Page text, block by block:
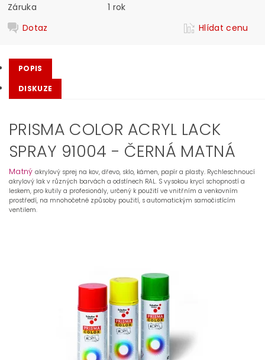
Záruka
1 rok
Dotaz
Hlídat cenu
POPIS
DISKUZE
PRISMA COLOR ACRYL LACK
SPRAY 91004 - ČERNÁ MATNÁ
Matný akrylový sprej na kov, dřevo, sklo, kámen, papír a plasty. Rychleschnoucí
akrylový lak v různých barvách a odstínech RAL. S vysokou krycí schopností a
leskem, pro kutily a profesionály, určený k použití ve vnitřním a venkovním
prostředí, na mnohočetné způsoby použití, s automatickým samočistícím
ventilem.